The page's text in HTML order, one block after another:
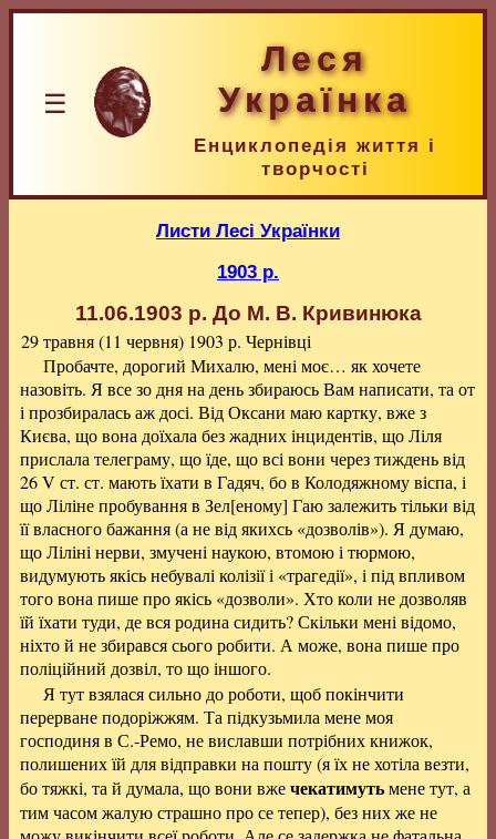
☰
Леся
Українка
Енциклопедія життя і
творчості
Листи Лесі Українки
1903 р.
11.06.1903 р. До М. В. Кривинюка
29 травня (11 червня) 1903 р. Чернівці
Пробачте, дорогий Михалю, мені моє… як хочете
назовіть. Я все зо дня на день збираюсь Вам написати, та от
і прозбиралась аж досі. Від Оксани маю картку, вже з
Києва, що вона доїхала без жадних інцидентів, що Ліля
прислала телеграму, що їде, що всі вони через тиждень від
26 V ст. ст. мають їхати в Гадяч, бо в Колодяжному віспа, і
що Ліліне пробування в Зел[еному] Гаю залежить тільки від
її власного бажання (а не від якихсь «дозволів»). Я думаю,
що Ліліні нерви, змучені наукою, втомою і тюрмою,
видумують якісь небувалі колізії і «трагедії», і під впливом
того вона пише про якісь «дозволи». Хто коли не дозволяв
їй їхати туди, де вся родина сидить? Скільки мені відомо,
ніхто й не збирався сього робити. А може, вона пише про
поліційний дозвіл, то що іншого.
Я тут взялася сильно до роботи, щоб покінчити
перерване подоріжжям. Та підкузьмила мене моя
господиня в С.-Ремо, не виславши потрібних книжок,
полишених їй для відправки на пошту (я їх не хотіла везти,
бо тяжкі, та й думала, що вони вжечекатимутьмене тут, а
тим часом жалую страшно про се тепер), без них же не